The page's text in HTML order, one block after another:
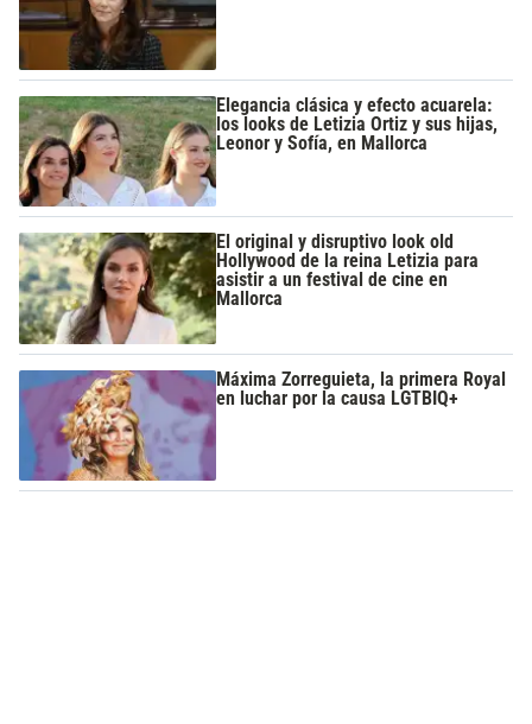
Elegancia clásica y efecto acuarela:
los looks de Letizia Ortiz y sus hijas,
Leonor y Sofía, en Mallorca
El original y disruptivo look old
Hollywood de la reina Letizia para
asistir a un festival de cine en
Mallorca
Máxima Zorreguieta, la primera Royal
en luchar por la causa LGTBIQ+